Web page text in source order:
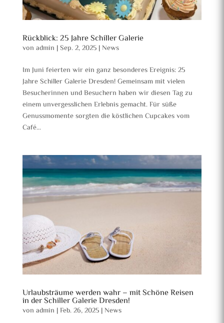
Rückblick: 25 Jahre Schiller Galerie
von admin |Sep. 2, 2025|News
Im Juni feierten wir ein ganz besonderes Ereignis: 25
Jahre Schiller Galerie Dresden! Gemeinsam mit vielen
Besucherinnen und Besuchern haben wir diesen Tag zu
einem unvergesslichen Erlebnis gemacht. Für süße
Genussmomente sorgten die köstlichen Cupcakes vom
Café...
Urlaubsträume werden wahr – mit Schöne Reisen
in der Schiller Galerie Dresden!
von admin |Feb. 26, 2025|News